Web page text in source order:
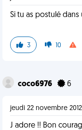
Si tu as postulé
3 10
coco6976 6
jeudi 22 novembre 2012
J adore !! Bon